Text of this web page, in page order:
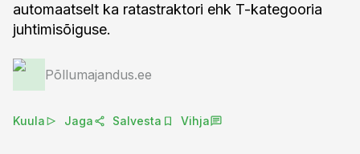
automaatselt ka ratastraktori ehk T-kategooria
juhtimisõiguse.
Põllumajandus.ee
Kuula Jaga Salvesta Vihja